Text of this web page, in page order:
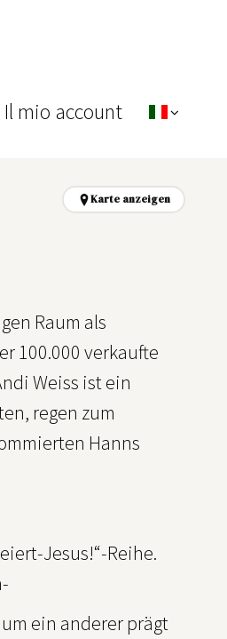
Il mio account
Karte anzeigen
Raum als
100.000 verkaufte
Weiss ist ein
regen zum
Hanns
Jesus!“-Reihe.
ein anderer prägt